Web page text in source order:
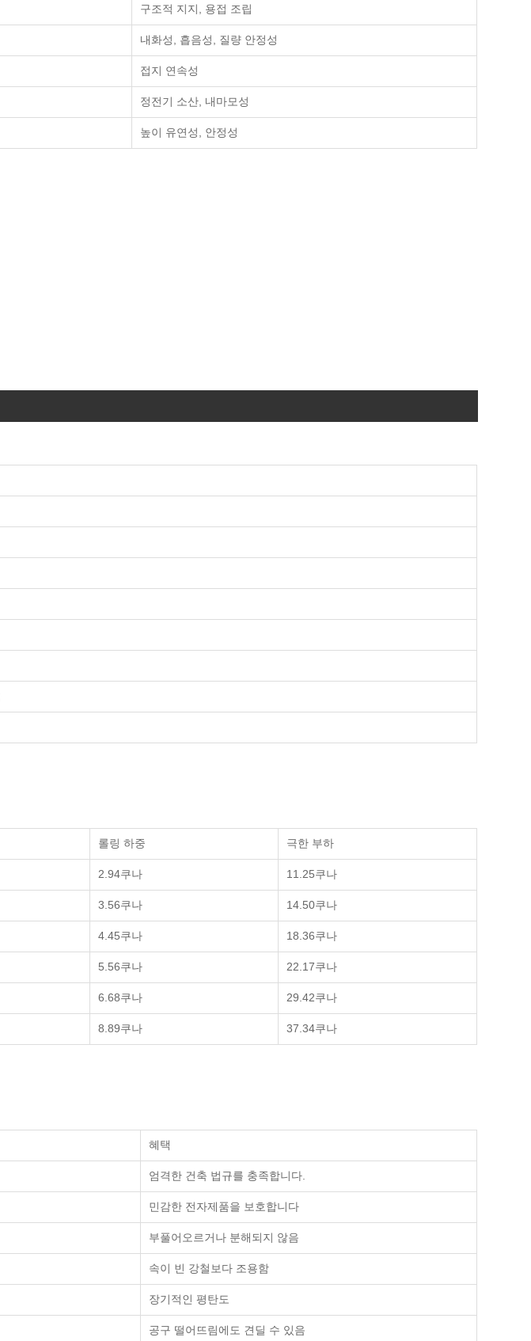
구조적 지지, 용접 조립
내화성, 흡음성, 질량 안정성
접지 연속성
정전기 소산, 내마모성
높이 유연성, 안정성
롤링 하중 극한 부하
2.94쿠나 11.25쿠나
3.56쿠나 14.50쿠나
4.45쿠나 18.36쿠나
5.56쿠나 22.17쿠나
6.68쿠나 29.42쿠나
8.89쿠나 37.34쿠나
혜택
엄격한 건축 법규를 충족합니다.
민감한 전자제품을 보호합니다
부풀어오르거나 분해되지 않음
속이 빈 강철보다 조용함
장기적인 평탄도
공구 떨어뜨림에도 견딜 수 있음